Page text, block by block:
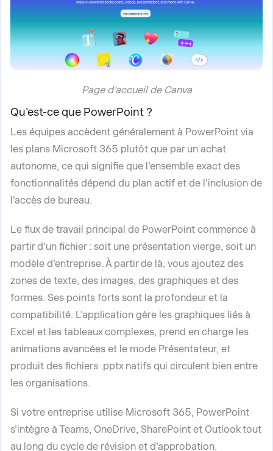
Page d'accueil de Canva
Qu'est-ce que PowerPoint ?
Les équipes accèdent généralement à PowerPoint via
les plans Microsoft 365 plutôt que par un achat
autonome, ce qui signifie que l'ensemble exact des
fonctionnalités dépend du plan actif et de l'inclusion de
l'accès de bureau.
Le flux de travail principal de PowerPoint commence à
partir d'un fichier : soit une présentation vierge, soit un
modèle d'entreprise. À partir de là, vous ajoutez des
zones de texte, des images, des graphiques et des
formes. Ses points forts sont la profondeur et la
compatibilité. L'application gère les graphiques liés à
Excel et les tableaux complexes, prend en charge les
animations avancées et le mode Présentateur, et
produit des fichiers .pptx natifs qui circulent bien entre
les organisations.
Si votre entreprise utilise Microsoft 365, PowerPoint
s'intègre à Teams, OneDrive, SharePoint et Outlook tout
au long du cycle de révision et d'approbation.